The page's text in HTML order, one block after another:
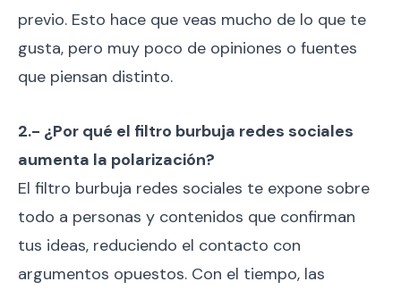
previo. Esto hace que veas mucho de lo que te
gusta, pero muy poco de opiniones o fuentes
que piensan distinto.
2.- ¿Por qué el filtro burbuja redes sociales
aumenta la polarización?
El filtro burbuja redes sociales te expone sobre
todo a personas y contenidos que confirman
tus ideas, reduciendo el contacto con
argumentos opuestos. Con el tiempo, las